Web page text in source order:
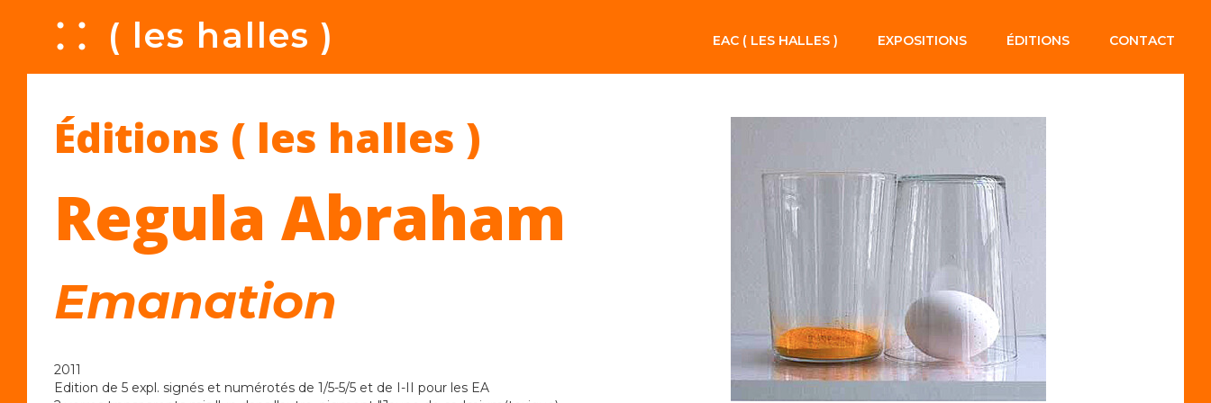
A ( les halles ) EAC ( LES HALLES ) EXPOSITIONS ÉDITIONS CONTACT
Éditions ( les halles )
Regula Abraham
Emanation
2011
Edition de 5 expl. signés et numérotés de 1/5-5/5 et de I-II pour les EA